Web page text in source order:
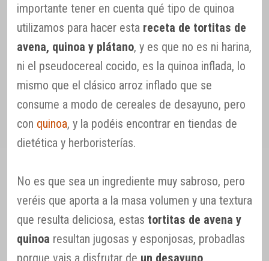
importante tener en cuenta qué tipo de quinoa
utilizamos para hacer esta receta de tortitas de
avena, quinoa y plátano, y es que no es ni harina,
ni el pseudocereal cocido, es la quinoa inflada, lo
mismo que el clásico arroz inflado que se
consume a modo de cereales de desayuno, pero
con quinoa, y la podéis encontrar en tiendas de
dietética y herboristerías.
No es que sea un ingrediente muy sabroso, pero
veréis que aporta a la masa volumen y una textura
que resulta deliciosa, estas tortitas de avena y
quinoa resultan jugosas y esponjosas, probadlas
porque vais a disfrutar de un desayuno